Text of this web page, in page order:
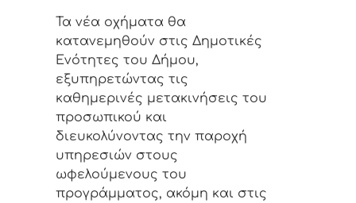
Τα νέα οχήματα θα
κατανεμηθούν στις Δημοτικές
Ενότητες του Δήμου,
εξυπηρετώντας τις
καθημερινές μετακινήσεις του
προσωπικού και
διευκολύνοντας την παροχή
υπηρεσιών στους
ωφελούμενους του
προγράμματος, ακόμη και στις